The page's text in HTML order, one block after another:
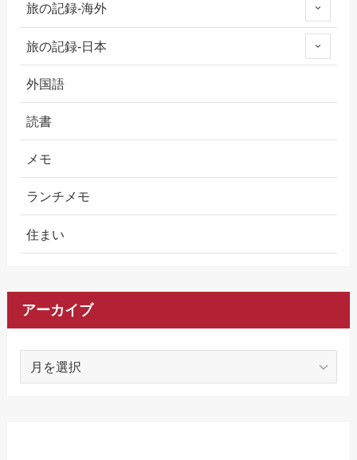
旅の記録-海外
旅の記録-日本
外国語
読書
メモ
ランチメモ
住まい
アーカイブ